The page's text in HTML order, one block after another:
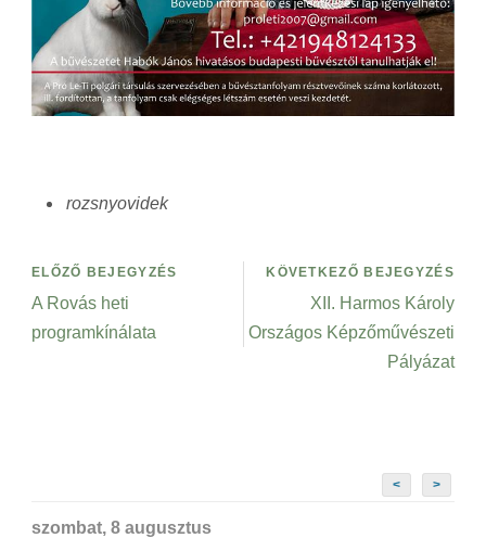
rozsnyovidek
ELŐZŐ BEJEGYZÉS
A Rovás heti
programkínálata
KÖVETKEZŐ BEJEGYZÉS
XII. Harmos Károly
Országos Képzőművészeti
Pályázat
< >
szombat, 8 augusztus